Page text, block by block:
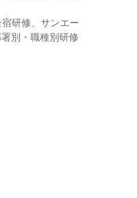
研修、サンエー
別・職種別研修